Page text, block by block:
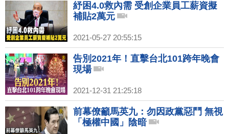
紓困4.0救內需 受創企業員工薪資擬
補貼2萬元
2021-05-27 20:55:15
告別2021年！直擊台北101跨年晚會
現場
2021-12-31 21:25:18
前幕僚籲馬英九：勿因政黨惡鬥 無視
「極權中國」陰暗